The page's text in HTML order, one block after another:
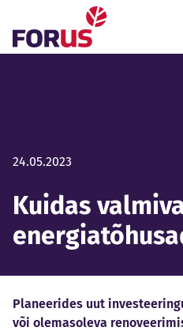
24.05.2023
Kuidas
Planeerides uut
või olemasoleva